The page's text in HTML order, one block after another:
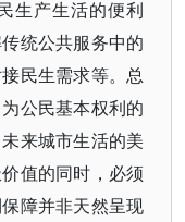
生产生活的便利
统公共服务中的
民生需求等。总
公民基本权利的
来城市生活的美
值的同时，必须
障并非天然呈现